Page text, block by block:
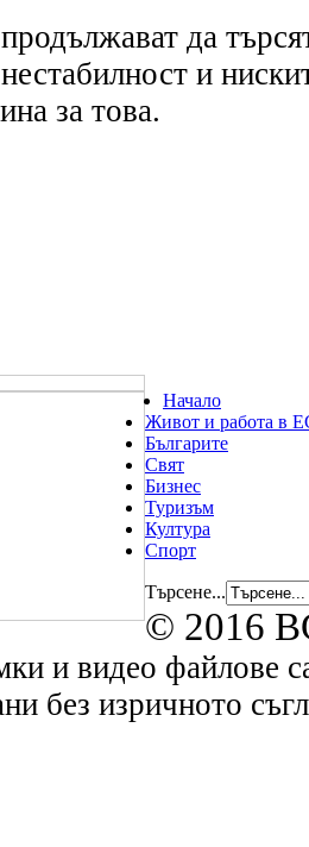
да
и
за това.
Начало
Живот и работа в
Българите
Свят
Бизнес
Туризъм
Култура
Спорт
Търсене...
© 2016
и видео файлове
без изричното